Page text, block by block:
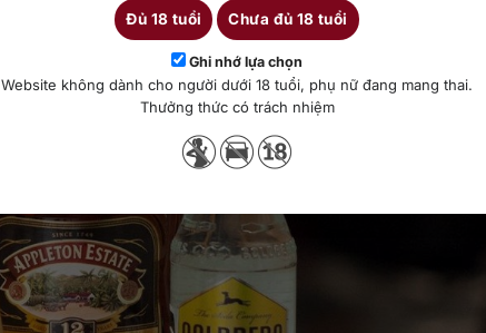
Đủ 18 tuổi Chưa đủ 18 tuổi
Ghi nhớ lựa chọn
Website không dành cho người dưới 18 tuổi, phụ nữ đang mang thai.
Thưởng thức có trách nhiệm